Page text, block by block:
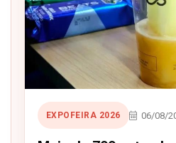
EXPOFEIRA 2026 06/08/